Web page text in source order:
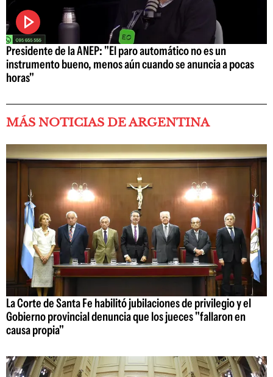
Presidente de la ANEP: "El paro automático no es un
instrumento bueno, menos aún cuando se anuncia a pocas
horas"
MÁS NOTICIAS DE ARGENTINA
La Corte de Santa Fe habilitó jubilaciones de privilegio y el
Gobierno provincial denuncia que los jueces "fallaron en
causa propia"